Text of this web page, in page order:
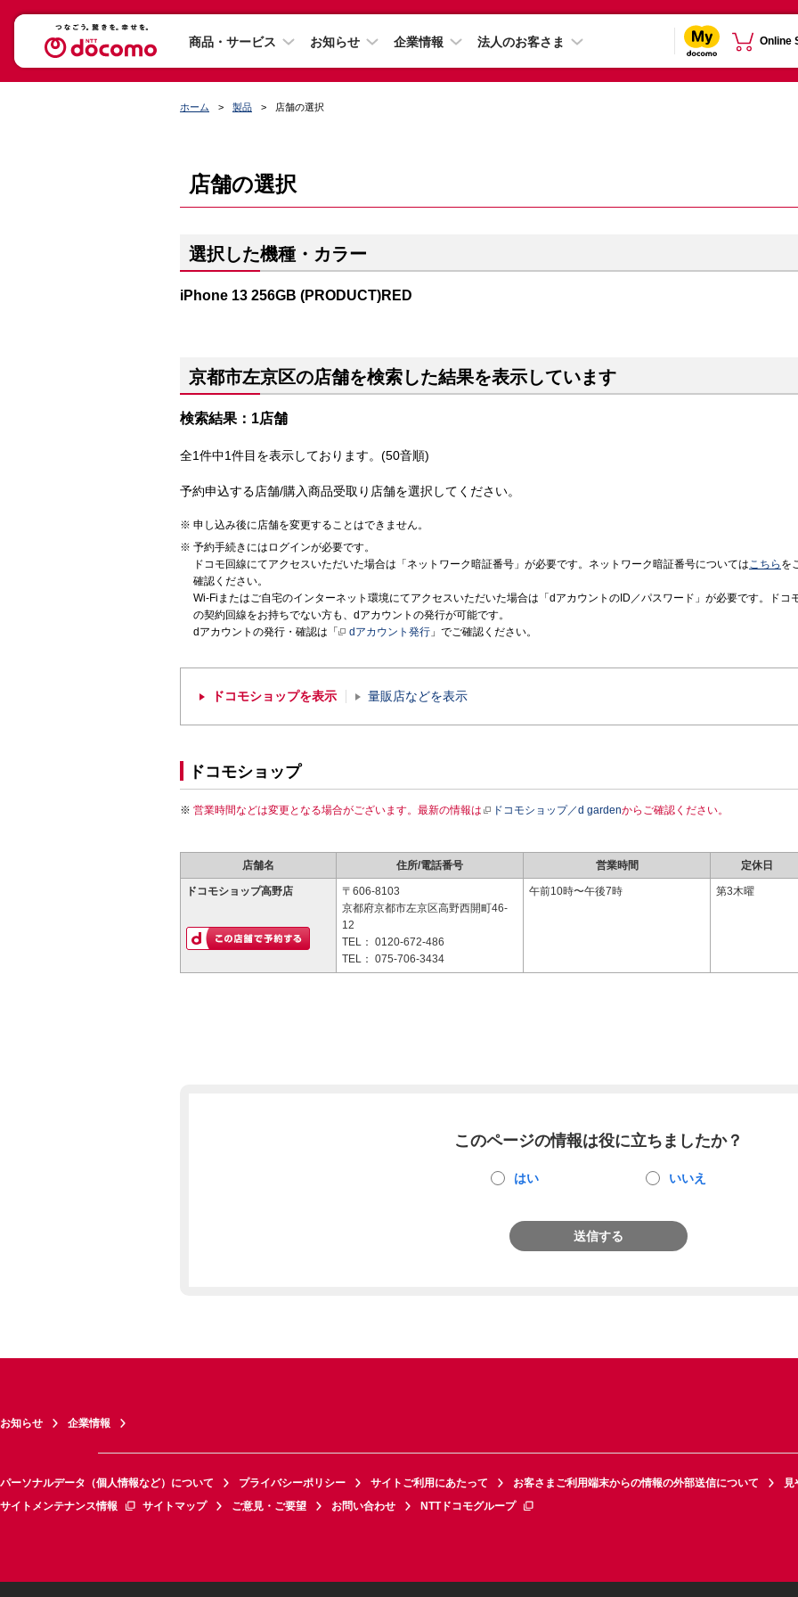
商品・サービス お知らせ 企業情報 法人のお客さま Online
ホーム 製品 店舗の選択
店舗の選択
選択した機種・カラー
iPhone 13 256GB (PRODUCT)RED
京都市左京区の店舗を検索した結果を表示しています
検索結果：1店舗
全1件中1件目を表示しております。(50音順)
予約申込する店舗/購入商品受取り店舗を選択してください。
申し込み後に店舗を変更することはできません。
予約手続きにはログインが必要です。
ドコモ回線にてアクセスいただいた場合は「ネットワーク暗証番号」が必要です。ネットワーク暗証番号についてはこちら を
確認ください。
Wi-Fiまたはご自宅のインターネット環境にてアクセスいただいた場合は「dアカウントのID／パスワード」が必要です。ドコ
の契約回線をお持ちでない方も、dアカウントの発行が可能です。
dアカウントの発行・確認は「
dアカウント発行 」でご確認ください。
ドコモショップを表示 量販店などを表示
ドコモショップ
営業時間などは変更となる場合がございます。最新の情報は ドコモショップ／d gardenからご確認ください。
店舗名 住所/電話番号 営業時間 定休日
ドコモショップ高野店
〒606-8103
京都府京都市左京区高野西開町46-
12
TEL： 0120-672-486
TEL： 075-706-3434
午前10時〜午後7時 第3木曜
このページの情報は役に立ちましたか？
はい いいえ
送信する
お知らせ 企業情報
パーソナルデータ（個人情報など）について プライバシーポリシー サイトご利用にあたって お客さまご利用端末からの情報の外部送信について
見
サイトメンテナンス情報
サイトマップ ご意見・ご要望 お問い合わせ NTTドコモグループ